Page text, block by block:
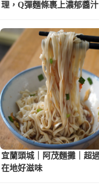
理，Q彈麵條裹上濃郁醬
宜蘭頭城｜阿茂麵攤｜超
在地好滋味